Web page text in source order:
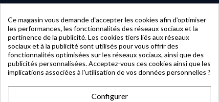
Traitement uv piscine
INFORMATIONS
MON COMPTE
Ce magasin vous demande d'accepter les cookies afin d'optimiser
les performances, les fonctionnalités des réseaux sociaux et la
pertinence de la publicité. Les cookies tiers liés aux réseaux
sociaux et à la publicité sont utilisés pour vous offrir des
fonctionnalités optimisées sur les réseaux sociaux, ainsi que des
publicités personnalisées. Acceptez-vous ces cookies ainsi que les
implications associées à l'utilisation de vos données personnelles ?
Configurer